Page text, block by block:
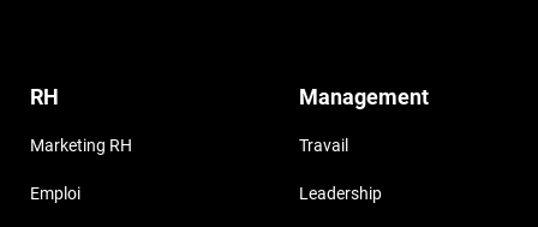
RH
Marketing RH
Emploi
Management
Travail
Leadership